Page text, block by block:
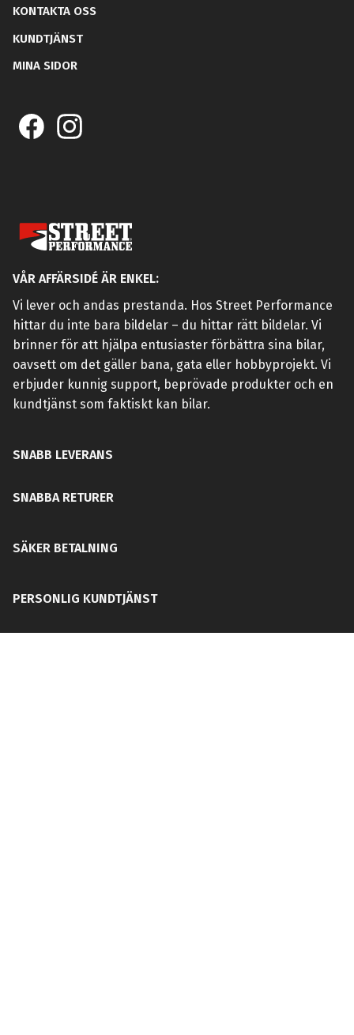
KONTAKTA OSS
KUNDTJÄNST
MINA SIDOR
VÅR AFFÄRSIDÉ ÄR ENKEL:
Vi lever och andas prestanda. Hos Street Performance
hittar du inte bara bildelar – du hittar rätt bildelar. Vi
brinner för att hjälpa entusiaster förbättra sina bilar,
oavsett om det gäller bana, gata eller hobbyprojekt. Vi
erbjuder kunnig support, beprövade produkter och en
kundtjänst som faktiskt kan bilar.
SNABB LEVERANS
SNABBA RETURER
SÄKER BETALNING
PERSONLIG KUNDTJÄNST